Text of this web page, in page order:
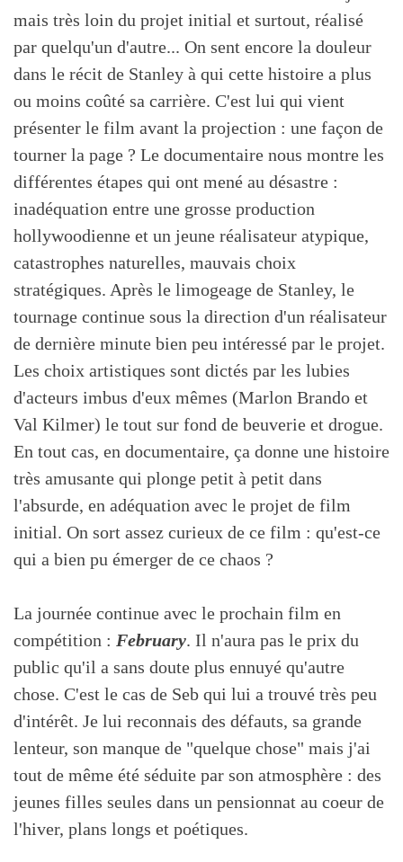
mais très loin du projet initial et surtout, réalisé
par quelqu'un d'autre... On sent encore la douleur
dans le récit de Stanley à qui cette histoire a plus
ou moins coûté sa carrière. C'est lui qui vient
présenter le film avant la projection : une façon de
tourner la page ? Le documentaire nous montre les
différentes étapes qui ont mené au désastre :
inadéquation entre une grosse production
hollywoodienne et un jeune réalisateur atypique,
catastrophes naturelles, mauvais choix
stratégiques. Après le limogeage de Stanley, le
tournage continue sous la direction d'un réalisateur
de dernière minute bien peu intéressé par le projet.
Les choix artistiques sont dictés par les lubies
d'acteurs imbus d'eux mêmes (Marlon Brando et
Val Kilmer) le tout sur fond de beuverie et drogue.
En tout cas, en documentaire, ça donne une histoire
très amusante qui plonge petit à petit dans
l'absurde, en adéquation avec le projet de film
initial. On sort assez curieux de ce film : qu'est-ce
qui a bien pu émerger de ce chaos ?
La journée continue avec le prochain film en
compétition : February. Il n'aura pas le prix du
public qu'il a sans doute plus ennuyé qu'autre
chose. C'est le cas de Seb qui lui a trouvé très peu
d'intérêt. Je lui reconnais des défauts, sa grande
lenteur, son manque de "quelque chose" mais j'ai
tout de même été séduite par son atmosphère : des
jeunes filles seules dans un pensionnat au coeur de
l'hiver, plans longs et poétiques.